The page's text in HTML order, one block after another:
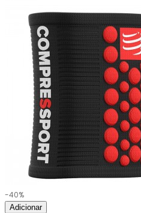
-40%
Adicionar